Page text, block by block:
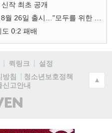
작 최초 공개
0:2 패배
퀵링크
설정
방침
청소년보호정책
신고안내
(주)
▲